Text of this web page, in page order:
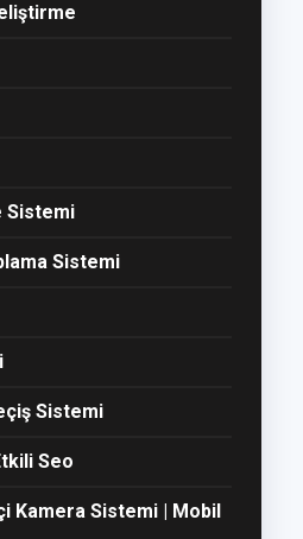
Sistemi
Sistemi
Sistemi
Seo
Kamera Sistemi | Mobil